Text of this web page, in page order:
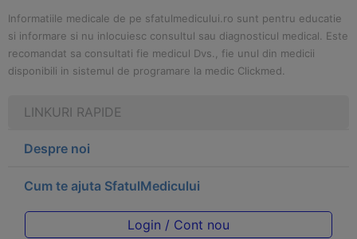
Informatiile medicale de pe sfatulmedicului.ro sunt pentru educatie
si informare si nu inlocuiesc consultul sau diagnosticul medical. Este
recomandat sa consultati fie medicul Dvs., fie unul din medicii
disponibili in sistemul de programare la medic Clickmed.
LINKURI RAPIDE
Despre noi
Cum te ajuta SfatulMedicului
Login / Cont nou